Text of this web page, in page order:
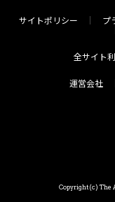
サイトポリシー プ
全サイト
運営会社
Copyright(c) The